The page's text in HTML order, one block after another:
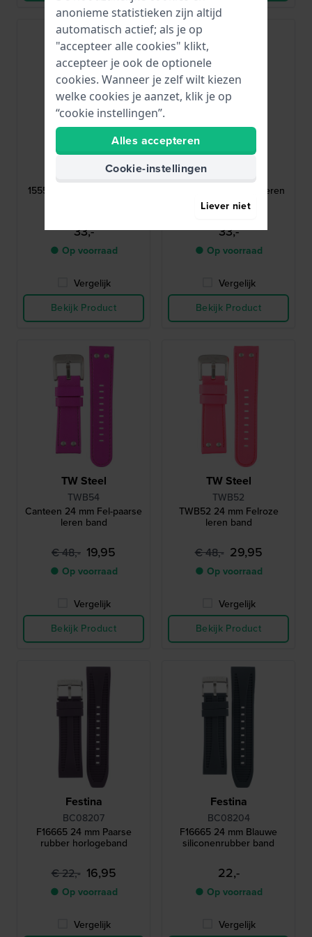
Tommy Hilfiger
679301555
1555 24 mm Bruine Leren
33,-
● Op voorraad
Vergelijk
Bekijk Product
Tommy Hilfiger
679301466
1466 24 mm Zwarte Leren
Horlogeband
33,-
● Op voorraad
Vergelijk
Bekijk Product
TW Steel
TWB54
Canteen 24 mm Fel-paarse
leren band
€ 48,- 19,95
● Op voorraad
Vergelijk
Bekijk Product
TW Steel
TWB52
TWB52 24 mm Felroze
leren band
€ 48,- 29,95
● Op voorraad
Vergelijk
Bekijk Product
Festina
BC08207
F16665 24 mm Paarse
rubber horlogeband
€ 22,- 16,95
● Op voorraad
Vergelijk
Festina
BC08204
F16665 24 mm Blauwe
siliconenrubber band
22,-
● Op voorraad
Vergelijk
anonieme statistieken zijn altijd
automatisch actief; als je op
"accepteer alle cookies" klikt,
accepteer je ook de optionele
cookies. Wanneer je zelf wilt kiezen
welke cookies je aanzet, klik je op
“cookie instellingen”.
Alles accepteren
Cookie-instellingen
Liever niet